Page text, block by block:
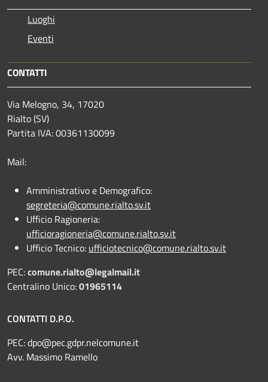
Luoghi
Eventi
CONTATTI
Via Melogno, 34, 17020
Rialto (SV)
Partita IVA: 00361130099
Mail:
Amministrativo e Demografico:
segreteria@comune.rialto.sv.it
Ufficio Ragioneria:
ufficioragioneria@comune.rialto.sv.it
Ufficio Tecnico: ufficiotecnico@comune.rialto.sv.it
PEC:comune.rialto@legalmail.it
Centralino Unico:01965114
CONTATTI D.P.O.
PEC:dpo@pec.gdpr.nelcomune.it
Avv. Massimo Ramello